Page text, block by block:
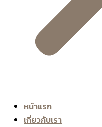
หน้าแรก
เกี่ยวกับเรา